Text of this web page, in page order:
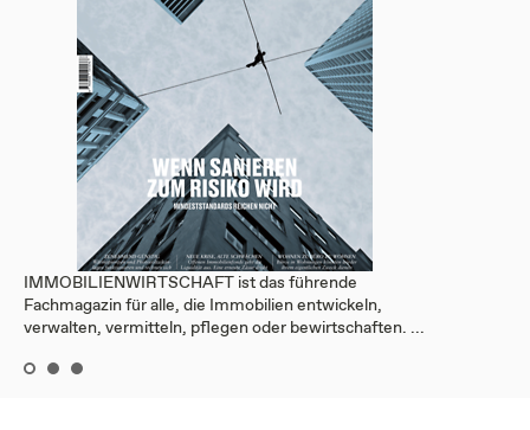
IMMOBILIENWIRTSCHAFT ist das führende
Fachmagazin für alle, die Immobilien entwickeln,
verwalten, vermitteln, pflegen oder bewirtschaften. ...